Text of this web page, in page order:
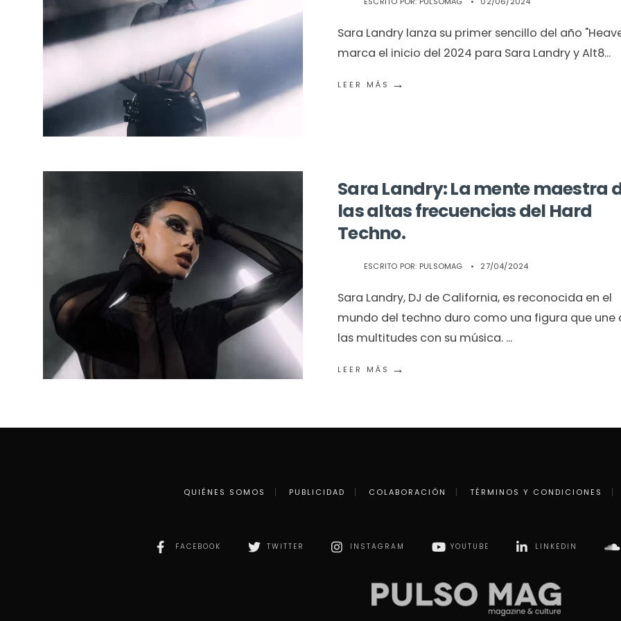
Sara Landry lanza su primer sencillo del año
marca el inicio del 2024 para Sara Landry y Alt8...
LEER MÁS →
Sara Landry: La mente maestra
las altas frecuencias del Hard
Techno.
ESCRITO POR: PULSOMAG • 27/04/2024
Sara Landry, DJ de California, es reconocida en el
mundo del techno duro como una figura que une
las multitudes con su música. ...
LEER MÁS →
QUIÉNES SOMOS PUBLICIDAD COLABORACIÓN TÉRMINOS Y CONDICIONES
FACEBOOK TWITTER INSTAGRAM YOUTUBE LINKEDIN